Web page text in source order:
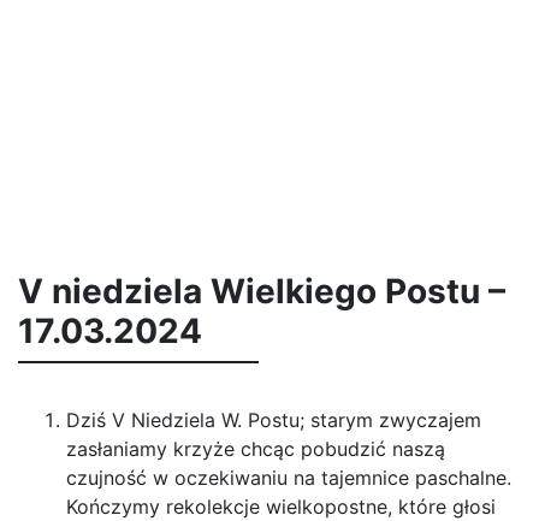
V niedziela Wielkiego Postu –
17.03.2024
Dziś V Niedziela W. Postu; starym zwyczajem
zasłaniamy krzyże chcąc pobudzić naszą
czujność w oczekiwaniu na tajemnice paschalne.
Kończymy rekolekcje wielkopostne, które głosi